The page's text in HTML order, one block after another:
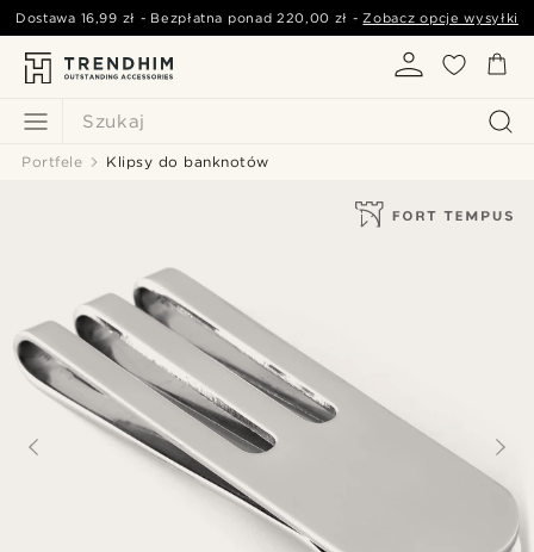
Szukaj
Dostawa 16,99 zł - Bezpłatna ponad220,00 zł -Zobacz opcje wysyłki
Portfele Klipsy do banknotów